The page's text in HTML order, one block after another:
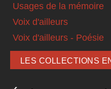
Usages de la mémoire
Voix d'ailleurs
Voix d'ailleurs - Poésie
LES COLLECTIONS